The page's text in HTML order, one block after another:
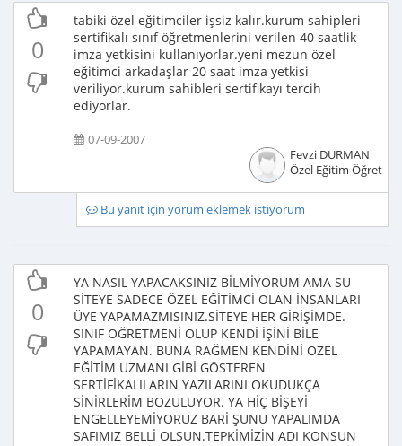
0
tabiki özel eğitimciler işsiz kalır.kurum sahipleri
sertifikalı sınıf öğretmenlerini verilen 40 saatlik
imza yetkisini kullanıyorlar.yeni mezun özel
eğitimci arkadaşlar 20 saat imza yetkisi
veriliyor.kurum sahibleri sertifikayı tercih
ediyorlar.
07-09-2007
Fevzi DURMAN
Özel Eğitim
Bu yanıt için yorum eklemek istiyorum
0
YA NASIL YAPACAKSINIZ BİLMİYORUM AMA SU
SİTEYE SADECE ÖZEL EĞİTİMCİ OLAN İNSANLARI
ÜYE YAPAMAZMISINIZ.SİTEYE HER GİRİŞİMDE.
SINIF ÖĞRETMENİ OLUP KENDİ İŞİNİ BİLE
YAPAMAYAN. BUNA RAĞMEN KENDİNİ ÖZEL
EĞİTİM UZMANI GİBİ GÖSTEREN
SERTİFİKALILARIN YAZILARINI OKUDUKÇA
SİNİRLERİM BOZULUYOR. YA HİÇ BİŞEYİ
ENGELLEYEMİYORUZ BARİ ŞUNU YAPALIMDA
SAFIMIZ BELLİ OLSUN.TEPKİMİZİN ADI KONSUN